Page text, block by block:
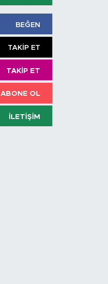
BEĞEN
TAKIP ET
TAKIP ET
ABONE OL
İLETIŞIM